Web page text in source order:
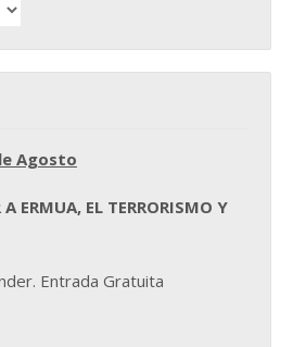
Agosto
A ERMUA, EL TERRORISMO Y
Entrada Gratuita